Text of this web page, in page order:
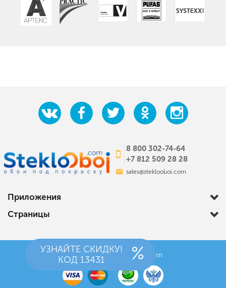
Приложения
Страницы
8 800 302-74-64
+7 812 509 28 28
sales@steklooboi.com
© 2012-2026 StekloOboi.com
УЗНАЙТЕ СКИДКУ!
КОД 13431